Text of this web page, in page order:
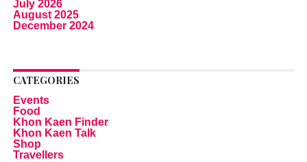
July 2026
August 2025
December 2024
CATEGORIES
Events
Food
Khon Kaen Finder
Khon Kaen Talk
Shop
Travellers